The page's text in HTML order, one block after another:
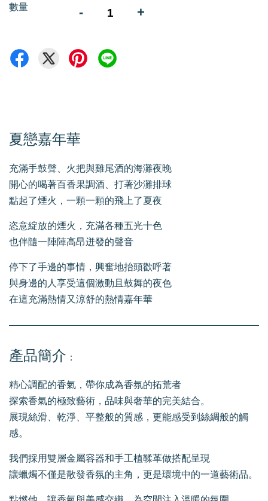
數量 - +
夏戀嘉年華
充滿手鼓聲、火把與雞尾酒的海灘夜晚
開心的喝著百香果調酒、打著沙灘排球
點起了煙火，一顆一顆的飛上了夏夜
恣意綻放的煙火，充滿各種五光十色
也伴隨一陣陣高昂迸發的聲音
停下了手邊的事情，興奮地抬頭歡呼著
與身邊的人享受這個激動且鼓舞的夜色
在這充滿熱情又涼舒的熱情嘉年華
產品簡介 ：
精心調配的香氣，帶你成為香氛的拓荒者
探索香氣的極致藝術，品味與奢華的完美結合。
展現絲滑、乾淨、平整般的質感，更能感受到絲綢般的觸
感。
我們採用雙層金屬容器和手工植鞣革做搭配呈現
讓蠟燭不僅是散發香氛的主角，更是環境中的一道藝術品。